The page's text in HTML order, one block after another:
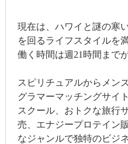
現在は、ハワイと謎の寒
を回るライフスタイルを
働く時間は週21時間まで
スピリチュアルからメン
グラマーマッチングサイ
スクール、おトクな旅行
売、エナジープロテイン
なジャンルで独特のビジ